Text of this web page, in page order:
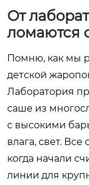
От
ломаются
Помню, как мы
детской
Лаборатория
саше из
с высокими
влага, свет.
когда начали
линии для